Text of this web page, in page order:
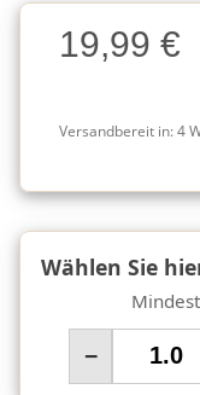
Charge
Charge19,99 €
Versandbereit in:4
Wählen Sie
−